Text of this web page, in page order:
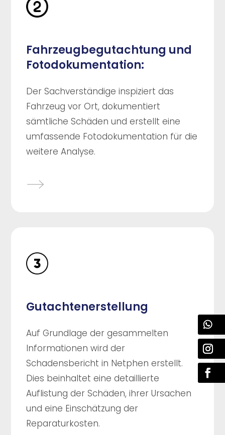
Fahrzeugbegutachtung und
Fotodokumentation:
Der Sachverständige inspiziert das
Fahrzeug vor Ort, dokumentiert
sämtliche Schäden und erstellt eine
umfassende Fotodokumentation für die
weitere Analyse.
Gutachtenerstellung
Auf Grundlage der gesammelten
Informationen wird der
Schadensbericht in Netphen erstellt.
Dies beinhaltet eine detaillierte
Auflistung der Schäden, ihrer Ursachen
und eine Einschätzung der
Reparaturkosten.